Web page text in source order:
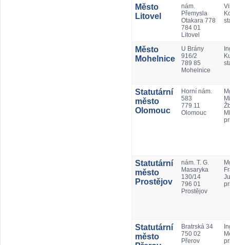
Město
Litovel
nám.
Přemysla
Otakara 778
784 01
Litovel
Město
Mohelnice
U Brány
916/2
789 85
Mohelnice
Statutární
město
Olomouc
Horní nám.
583
779 11
Olomouc
Statutární
město
Prostějov
nám. T. G.
Masaryka
130/14
796 01
Prostějov
Statutární
město
Bratrská 34
750 02
Přerov